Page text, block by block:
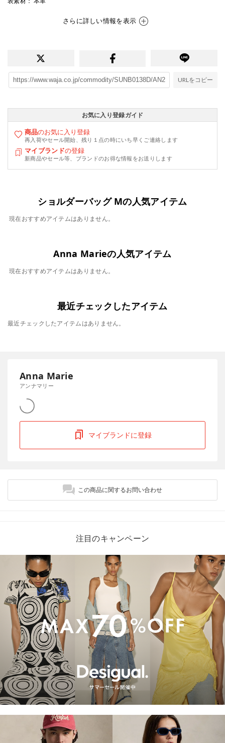
さらに詳しい情報を表示
URLをコピー
お気に入り登録ガイド
商品のお気に入り登録
再入荷やセール開始、残り１点の時にいち早くご連絡します
マイブランドの登録
新商品やセール等、ブランドのお得な情報をお送りします
ショルダーバッグ Mの人気アイテム
現在おすすめアイテムはありません。
Anna Marieの人気アイテム
現在おすすめアイテムはありません。
最近チェックしたアイテム
最近チェックしたアイテムはありません。
Anna Marie
アンナマリー
マイブランドに登録
この商品に関するお問い合わせ
注目のキャンペーン